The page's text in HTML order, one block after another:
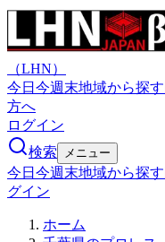
（LHN）
今日 今週末地域から探す
方へ
ログイン
検索
メニュー
今日 今週末地域から探す
グイン
ホーム